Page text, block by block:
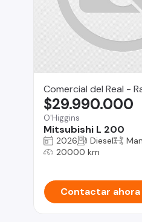
Comercial del Real -
O'Higgins
Mitsubishi L 200
$29.990.000
2026 Diesel
20000 km
Contactar ahora